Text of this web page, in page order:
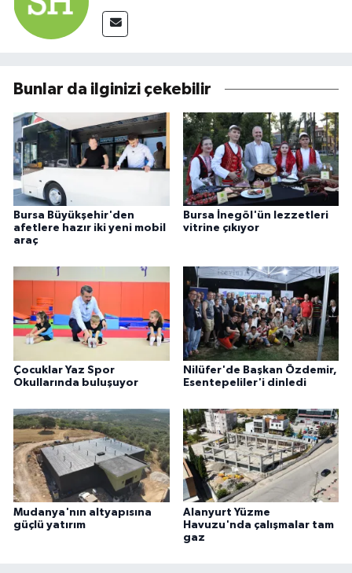
Bunlar da ilginizi çekebilir
Bursa Büyükşehir'den
afetlere hazır iki yeni mobil
araç
Bursa İnegöl'ün lezzetleri
vitrine çıkıyor
Çocuklar Yaz Spor
Okullarında buluşuyor
Nilüfer'de Başkan Özdemir,
Esentepeliler'i dinledi
Mudanya'nın altyapısına
güçlü yatırım
Alanyurt Yüzme
Havuzu'nda çalışmalar tam
gaz